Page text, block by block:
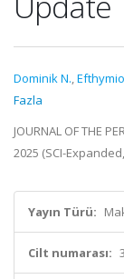
Dominik N.,
Fazla
JOURNAL OF THE
2025 (SCI-
Yayın Türü:
Cilt numarası: